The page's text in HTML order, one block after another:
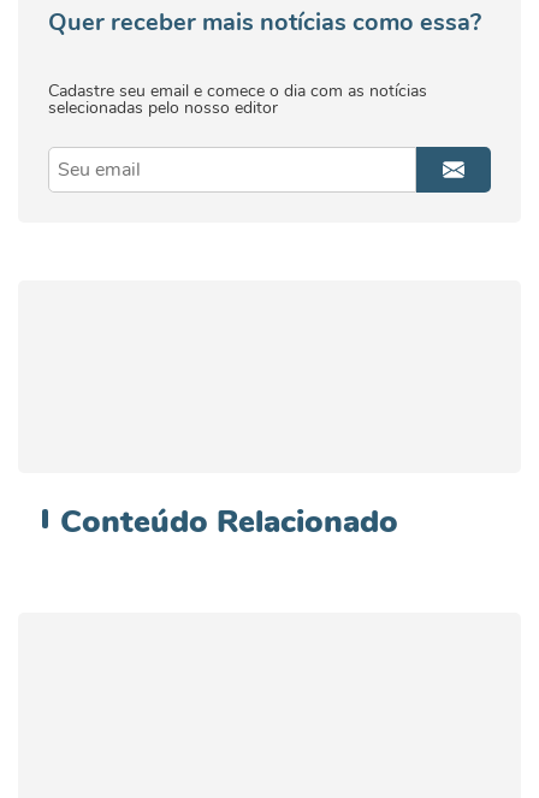
Quer receber mais notícias como essa?
Cadastre seu email e comece o dia com as notícias
selecionadas pelo nosso editor
Conteúdo Relacionado